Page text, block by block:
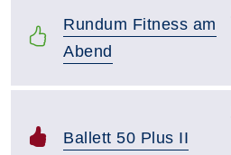
Rundum Fitness am
Abend
Ballett 50 Plus II